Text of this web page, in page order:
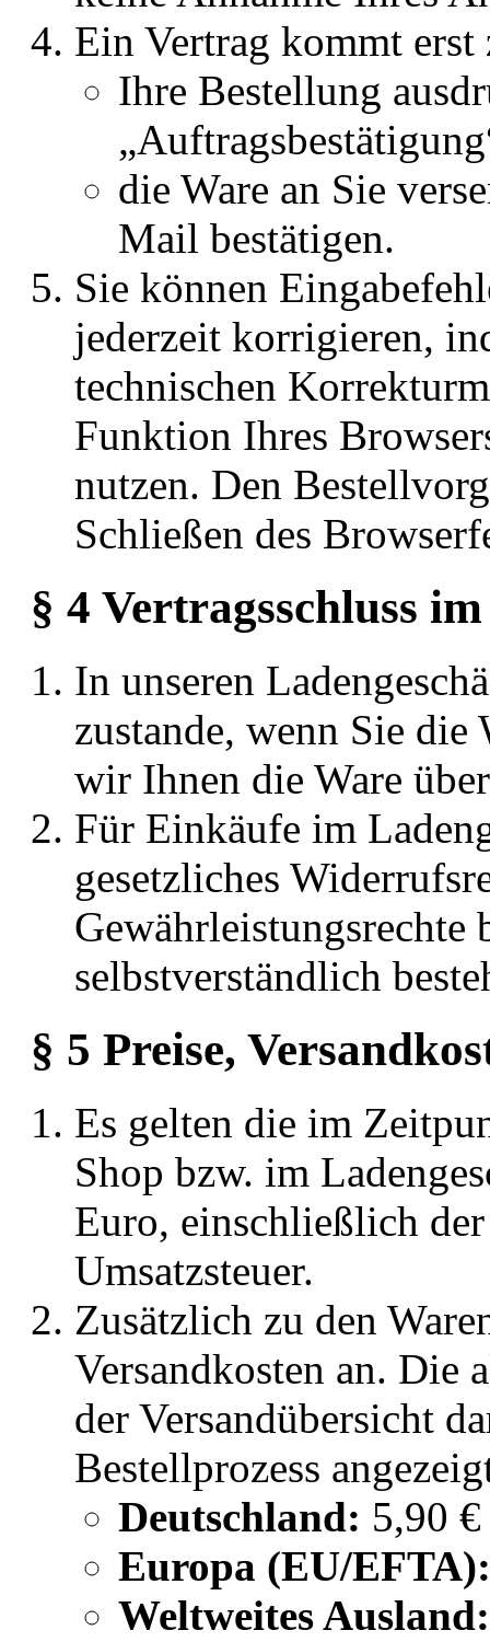
Ein Vertrag kommt
Ihre Bestellung
die Ware an Sie
Mail bestätigen.
Sie können
jederzeit korrigieren,
technischen
Funktion Ihres
nutzen. Den
Schließen des
§ 4 Vertragsschluss
In unseren
zustande, wenn Sie die
wir Ihnen die Ware
Für Einkäufe im
gesetzliches
selbstverständlich
§ 5 Preise,
Es gelten die im
Shop bzw. im
Euro, einschließlich
Umsatzsteuer.
Zusätzlich zu den
Versandkosten an. Die
der Versandübersicht
Bestellprozess
Deutschland: 5,90
Europa (EU/EFTA):
Weltweites Ausland: